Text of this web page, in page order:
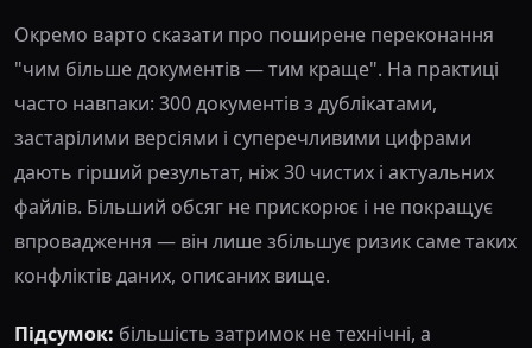
Окремо варто сказати про поширене переконання
"чим більше документів — тим краще". На практиці
часто навпаки: 300 документів з дублікатами,
застарілими версіями і суперечливими цифрами
дають гірший результат, ніж 30 чистих і актуальних
файлів. Більший обсяг не прискорює і не покращує
впровадження — він лише збільшує ризик саме таких
конфліктів даних, описаних вище.
Підсумок: більшість затримок не технічні, а